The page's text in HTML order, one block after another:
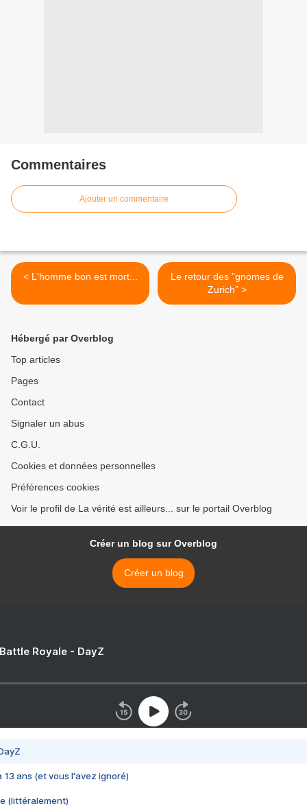
Commentaires
Ajouter un commentaire
< L'homme bon est mort...
Le retour des "gnomes de
Zurich" >
Hébergé par Overblog
Top articles
Pages
Contact
Signaler un abus
C.G.U.
Cookies et données personnelles
Préférences cookies
Voir le profil de La vérité est ailleurs... sur le portail Overblog
Créer un blog sur Overblog
Créer un blog
Royale - DayZ
13 ans (et vous l'avez ignoré)
(littéralement)